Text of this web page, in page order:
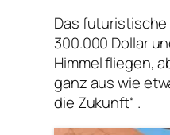
Das
300.000 Dollar
Himmel fliegen,
ganz aus wie
die Zukunft“ .